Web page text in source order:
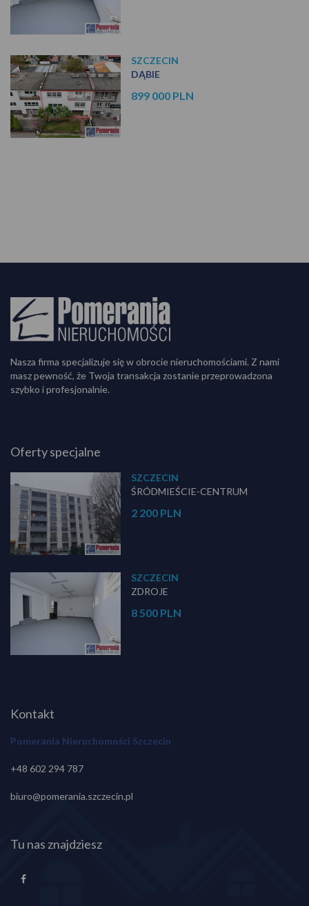
SZCZECIN
DĄBIE
899 000 PLN
Nasza firma specjalizuje się w obrocie nieruchomościami. Z nami
masz pewność, że Twoja transakcja zostanie przeprowadzona
szybko i profesjonalnie.
Oferty specjalne
SZCZECIN
ŚRÓDMIEŚCIE-CENTRUM
2 200 PLN
SZCZECIN
ZDROJE
8 500 PLN
Kontakt
Pomerania Nieruchomości Szczecin
+48 602 294 787
biuro@pomerania.szczecin.pl
Tu nas znajdziesz